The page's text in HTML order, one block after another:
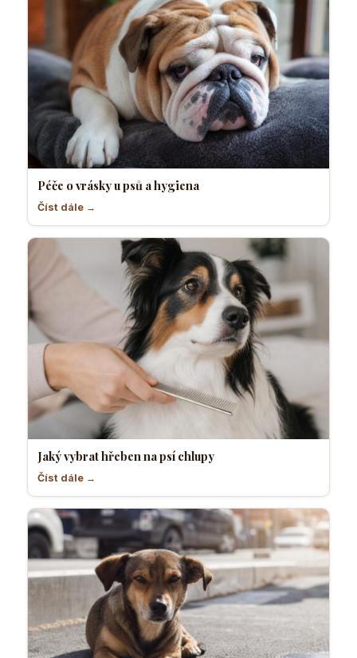
Péče o vrásky u psů a hygiena
Číst dále →
Jaký vybrat hřeben na psí chlupy
Číst dále →